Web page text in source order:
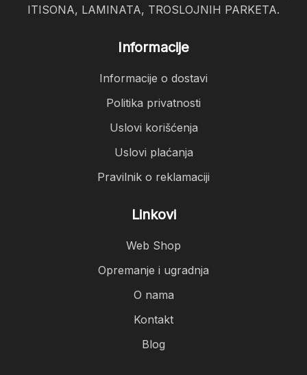
ITISONA, LAMINATA, TROSLOJNIH PARKETA.
Informacije
Informacije o dostavi
Politika privatnosti
Uslovi korišćenja
Uslovi plaćanja
Pravilnik o reklamaciji
Linkovi
Web Shop
Opremanje i ugradnja
O nama
Kontakt
Blog